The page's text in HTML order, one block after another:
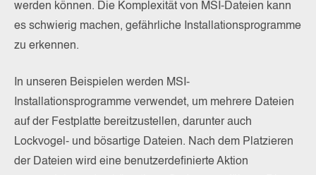
werden können. Die Komplexität von MSI-Dateien kann
es schwierig machen, gefährliche Installationsprogramme
zu erkennen.
In unseren Beispielen werden MSI-
Installationsprogramme verwendet, um mehrere Dateien
auf der Festplatte bereitzustellen, darunter auch
Lockvogel- und bösartige Dateien. Nach dem Platzieren
der Dateien wird eine benutzerdefinierte Aktion